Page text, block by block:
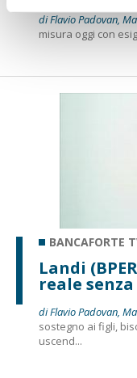
di Flavio Padovan,
misura oggi con
BANCAFORTE
Landi
reale
di Flavio Padovan,
sostegno ai figli,
uscend...